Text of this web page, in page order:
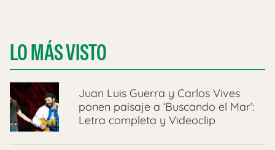
LO MÁS VISTO
Juan Luis Guerra y Carlos Vives
ponen paisaje a ‘Buscando el Mar’:
Letra completa y Videoclip